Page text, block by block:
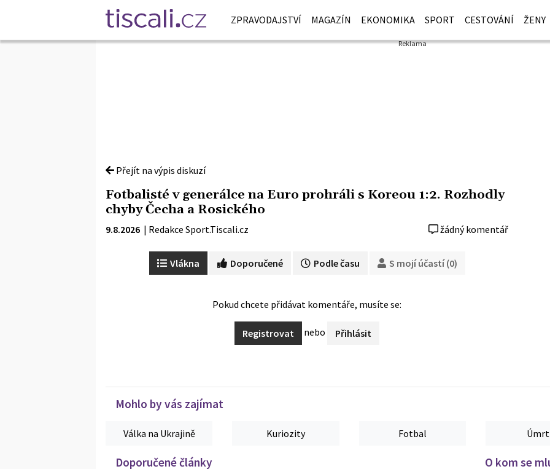
ZPRAVODAJSTVÍ MAGAZÍN EKONOMIKA SPORT CESTOVÁNÍ ŽENY
Přejít na výpis diskuzí
Fotbalisté v generálce na Euro prohráli s Koreou 1:2. Rozhodly
chyby Čecha a Rosického
9.8.2026 | Redakce Sport.Tiscali.cz žádný komentář
Vlákna Doporučené Podle času S mojí účastí (0)
Pokud chcete přidávat komentáře, musíte se:
Registrovat nebo Přihlásit
Mohlo by vás zajímat
Válka na Ukrajině Kuriozity Fotbal
Doporučené články O kom se